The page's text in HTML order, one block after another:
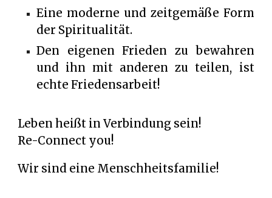
Eine moderne und zeitgemäße Form
der Spiritualität.
Den eigenen Frieden zu bewahren
und ihn mit anderen zu teilen, ist
echte Friedensarbeit!
Leben heißt in Verbindung sein!
Re-Connect you!
Wir sind eine Menschheitsfamilie!